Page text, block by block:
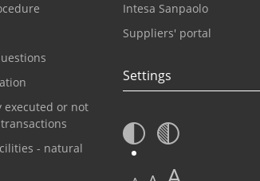
executed or not
- natural
Intesa Sanpaolo
Suppliers' portal
Settings